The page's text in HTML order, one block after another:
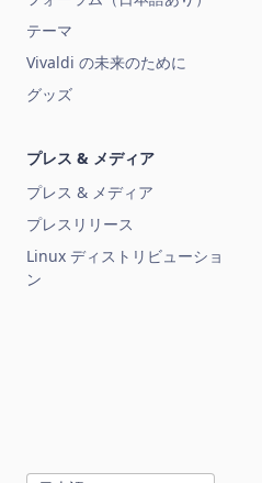
テーマ
Vivaldi の未来のために
グッズ
プレス & メディア
プレス & メディア
プレスリリース
Linux ディストリビューショ
ン